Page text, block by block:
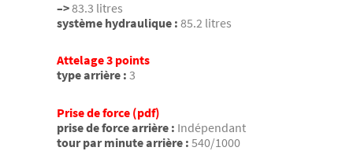
–>83.3 litres
système hydraulique : 85.2 litres
Attelage 3 points
type arrière : 3
Prise de force (pdf)
prise de force arrière : Indépendant
tour par minute arrière : 540/1000